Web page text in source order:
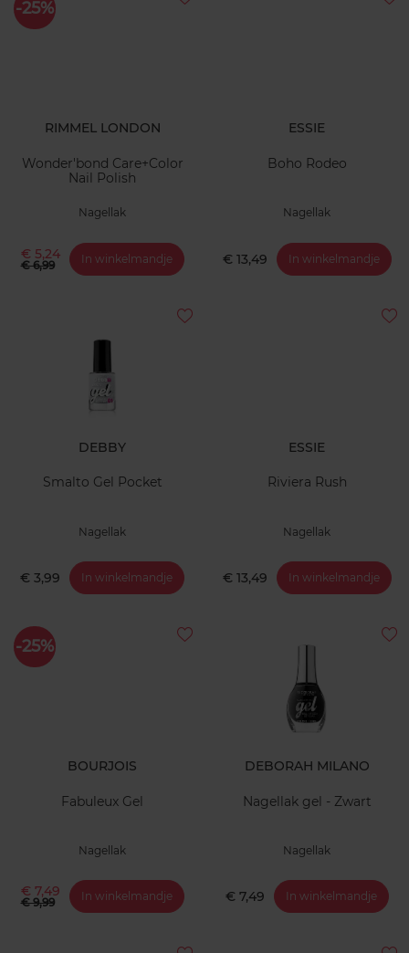
-25%
RIMMEL LONDON
Wonder'bond Care+Color
Nail Polish
Nagellak
€ 5,24
€ 6,99 In winkelmandje
ESSIE
Boho Rodeo
Nagellak
€ 13,49 In winkelmandje
DEBBY
Smalto Gel Pocket
Nagellak
€ 3,99 In winkelmandje
ESSIE
Riviera Rush
Nagellak
€ 13,49 In winkelmandje
-25%
BOURJOIS
Fabuleux Gel
Nagellak
€ 7,49
€ 9,99 In winkelmandje
DEBORAH MILANO
Nagellak gel - Zwart
Nagellak
€ 7,49 In winkelmandje